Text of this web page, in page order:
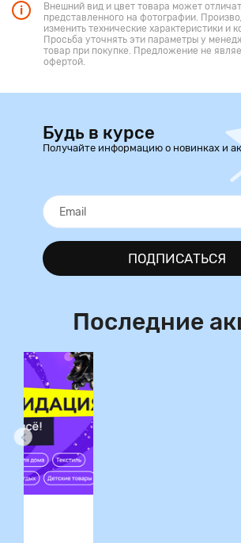
Внешний вид и цвет товара может
представленного на фотографии.
изменить технические характеристики и
Просьба уточнять эти параметры у
товар при покупке. Предложение не
офертой.
Будь в курсе
Получайте информацию о новинках и
ПОДПИСАТЬСЯ
Последние